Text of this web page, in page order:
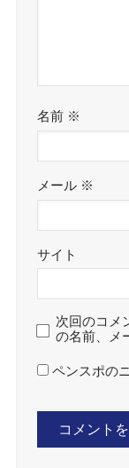
名前 ※
メール ※
サイト
次回のコメ
の名前、メ
ペンスポの